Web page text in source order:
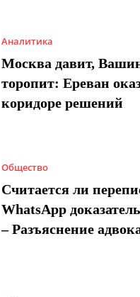
Аналитика
Москва давит,
торопит: Ереван
коридоре решений
Общество
Считается ли
WhatsApp
– Разъяснение